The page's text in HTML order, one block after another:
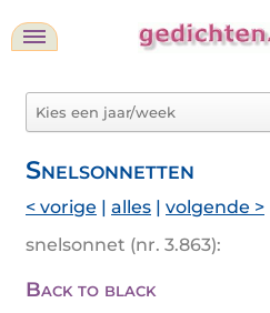
Snelsonnetten
< vorige | alles | volgende >
snelsonnet (nr. 3.863):
Back to black